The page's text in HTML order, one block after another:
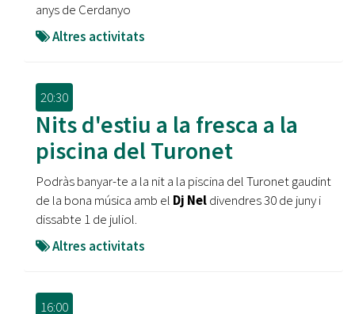
anys de Cerdanyo
Altres activitats
20:30
Nits d'estiu a la fresca a la
piscina del Turonet
Podràs banyar-te a la nit a la piscina del Turonet gaudint
de la bona música amb el Dj Neldivendres 30 de juny i
dissabte 1 de juliol.
Altres activitats
16:00